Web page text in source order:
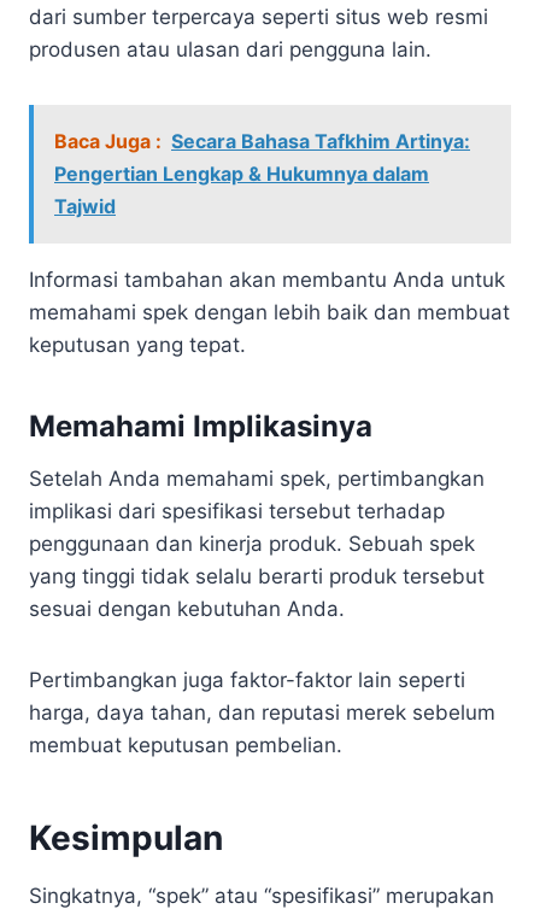
dari sumber terpercaya seperti situs web resmi
produsen atau ulasan dari pengguna lain.
Baca Juga : Secara Bahasa Tafkhim Artinya:
Pengertian Lengkap & Hukumnya dalam
Tajwid
Informasi tambahan akan membantu Anda untuk
memahami spek dengan lebih baik dan membuat
keputusan yang tepat.
Memahami Implikasinya
Setelah Anda memahami spek, pertimbangkan
implikasi dari spesifikasi tersebut terhadap
penggunaan dan kinerja produk. Sebuah spek
yang tinggi tidak selalu berarti produk tersebut
sesuai dengan kebutuhan Anda.
Pertimbangkan juga faktor-faktor lain seperti
harga, daya tahan, dan reputasi merek sebelum
membuat keputusan pembelian.
Kesimpulan
Singkatnya, “spek” atau “spesifikasi” merupakan